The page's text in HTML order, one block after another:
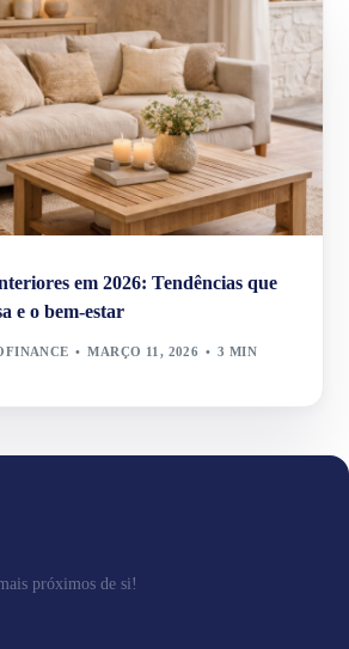
em 2026: Tendências que
e o bem-estar
MARÇO 11, 2026
3 MIN
próximos de si!